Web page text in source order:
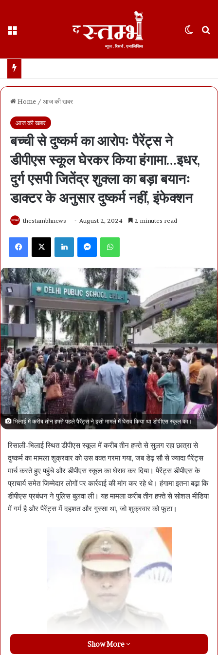
Home / आज की खबर
आज की खबर
बच्ची से दुष्कर्म का आरोपः पैरेंट्स ने
डीपीएस स्कूल घेरकर किया हंगामा…इधर,
दुर्ग एसपी जितेंद्र शुक्ला का बड़ा बयानः
डाक्टर के अनुसार दुष्कर्म नहीं, इंफेक्शन
thestambhnews August 2, 2024 2 minutes read
Facebook X LinkedIn
भिलाई में करीब तीन हफ्ते पहले पैरेंट्स ने इसी मामले में घेराव किया था डीपीएस स्कूल का।
रिसाली-भिलाई स्थित डीपीएस स्कूल में करीब तीन हफ्ते से सुलग रहा छात्रा से
दुष्कर्म का मामला शुक्रवार को उस वक्त गरमा गया, जब डेढ़ सौ से ज्यादा पैरेंट्स
मार्च करते हुए पहुंचे और डीपीएस स्कूल का घेराव कर दिया। पैरेंट्स डीपीएस के
प्राचार्य समेत जिम्मेदार लोगों पर कार्रवाई की मांग कर रहे थे। हंगामा इतना बढ़ा कि
डीपीएस प्रबंधन ने पुलिस बुलवा ली। यह मामला करीब तीन हफ्ते से सोशल मीडिया
में गर्म है और पैरेंट्स में दहशत और गुस्सा था, जो शुक्रवार को फूटा।
Show More